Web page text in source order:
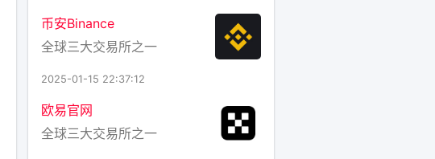
币安Binance
全球三大交易所之一
2025-01-15 22:37:12
欧易官网
全球三大交易所之一